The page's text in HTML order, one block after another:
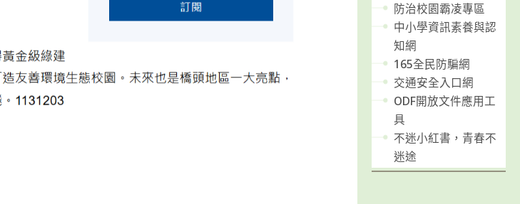
防治校園霸凌專區
中小學資訊素養與認
知網
165全民防騙網
交通安全入口網
ODF開放文件應用工
具
不迷小紅書，青春不
迷途